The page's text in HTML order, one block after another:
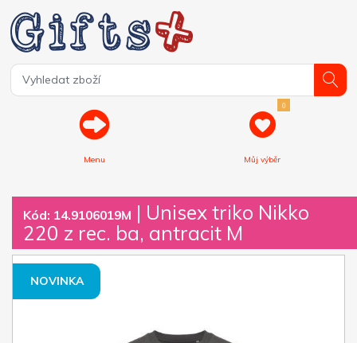
Menu
0
Můj výběr
Kód: 14.9106019M | Unisex triko Nikko
220 z rec. ba, antracit M
NOVINKA